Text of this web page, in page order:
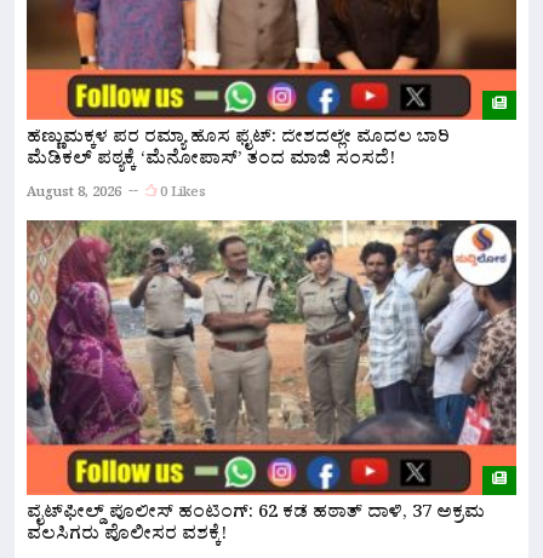
ಹೆಣ್ಣುಮಕ್ಕಳ ಪರ ರಮ್ಯಾ ಹೊಸ ಫೈಟ್: ದೇಶದಲ್ಲೇ ಮೊದಲ ಬಾರಿ
ಮೆಡಿಕಲ್ ಪಠ್ಯಕ್ಕೆ ‘ಮೆನೋಪಾಸ್’ ತಂದ ಮಾಜಿ ಸಂಸದೆ!
August 8, 2026 0 Likes
ವೈಟ್‌ಫೀಲ್ಡ್ ಪೊಲೀಸ್ ಹಂಟಿಂಗ್: 62 ಕಡೆ ಹಠಾತ್ ದಾಳಿ, 37 ಅಕ್ರಮ
ವಲಸಿಗರು ಪೊಲೀಸರ ವಶಕ್ಕೆ!